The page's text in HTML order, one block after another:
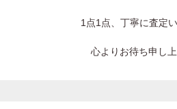
1点1点、丁寧に査定い
心よりお待ち申し上